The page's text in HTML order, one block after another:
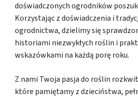
doświadczonych ogrodników
Korzystając z doświadczenia i
ogrodnictwa, dzielimy się
historiami niezwykłych roślin i
wskazówkami na każdą porę roku.
Z nami Twoja pasja do roślin
które pamiętamy z dzieciństwa,